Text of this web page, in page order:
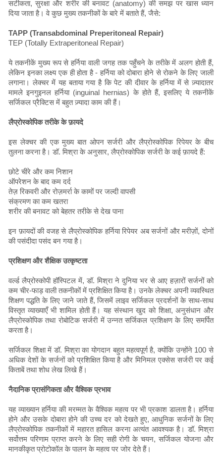
सटीकता, सुरक्षा और शरीर की बनावट (anatomy) की समझ पर खास ध्यान
दिया जाता है। वे कुछ मुख्य तकनीकों के बारे में बताते हैं, जैसे:
TAPP (Transabdominal Preperitoneal Repair)
TEP (Totally Extraperitoneal Repair)
ये तकनीकें मुख्य रूप से हर्निया वाली जगह तक पहुँचने के तरीके में अलग होती हैं,
लेकिन इनका लक्ष्य एक ही होता है - हर्निया को दोबारा होने से रोकने के लिए जाली
लगाना। लेक्चर में यह बताया गया है कि पेट की दीवार के हर्निया में से ज़्यादातर
मामले इनगुइनल हर्निया (inguinal hernias) के होते हैं, इसलिए ये तकनीकें
सर्जिकल प्रैक्टिस में बहुत ज़्यादा काम की हैं।
लैप्रोस्कोपिक तरीके के फ़ायदे
इस लेक्चर की एक मुख्य बात ओपन सर्जरी और लैप्रोस्कोपिक रिपेयर के बीच
तुलना करना है। डॉ. मिश्रा के अनुसार, लैप्रोस्कोपिक सर्जरी के कई फ़ायदे हैं:
छोटे चीरे और कम निशान
ऑपरेशन के बाद कम दर्द
तेज़ रिकवरी और रोज़मर्रा के कामों पर जल्दी वापसी
संक्रमण का कम खतरा
शरीर की बनावट को बेहतर तरीके से देख पाना
इन फ़ायदों की वजह से लैप्रोस्कोपिक हर्निया रिपेयर अब सर्जनों और मरीज़ों, दोनों
की पसंदीदा पसंद बन गया है।
प्रशिक्षण और शैक्षिक उत्कृष्टता
वर्ल्ड लैप्रोस्कोपी हॉस्पिटल में, डॉ. मिश्रा ने दुनिया भर से आए हज़ारों सर्जनों को
कम चीर-फाड़ वाली तकनीकों में प्रशिक्षित किया है। उनके लेक्चर अपनी व्यवस्थित
शिक्षण पद्धति के लिए जाने जाते हैं, जिसमें लाइव सर्जिकल प्रदर्शनों के साथ-साथ
विस्तृत व्याख्याएँ भी शामिल होती हैं। यह संस्थान खुद को शिक्षा, अनुसंधान और
लैप्रोस्कोपिक तथा रोबोटिक सर्जरी में उन्नत सर्जिकल प्रशिक्षण के लिए समर्पित
करता है।
सर्जिकल शिक्षा में डॉ. मिश्रा का योगदान बहुत महत्वपूर्ण है, क्योंकि उन्होंने 100 से
अधिक देशों के सर्जनों को प्रशिक्षित किया है और मिनिमल एक्सेस सर्जरी पर कई
किताबें तथा शोध लेख लिखे हैं।
नैदानिक ​​प्रासंगिकता और वैश्विक प्रभाव
यह व्याख्यान हर्निया की मरम्मत के वैश्विक महत्व पर भी प्रकाश डालता है। हर्निया
होने और उसके दोबारा होने की उच्च दर को देखते हुए, आधुनिक सर्जनों के लिए
लैप्रोस्कोपिक तकनीकों में महारत हासिल करना अत्यंत आवश्यक है। डॉ. मिश्रा
सर्वोत्तम परिणाम प्राप्त करने के लिए सही रोगी के चयन, सर्जिकल योजना और
मानकीकृत प्रोटोकॉल के पालन के महत्व पर जोर देते हैं।